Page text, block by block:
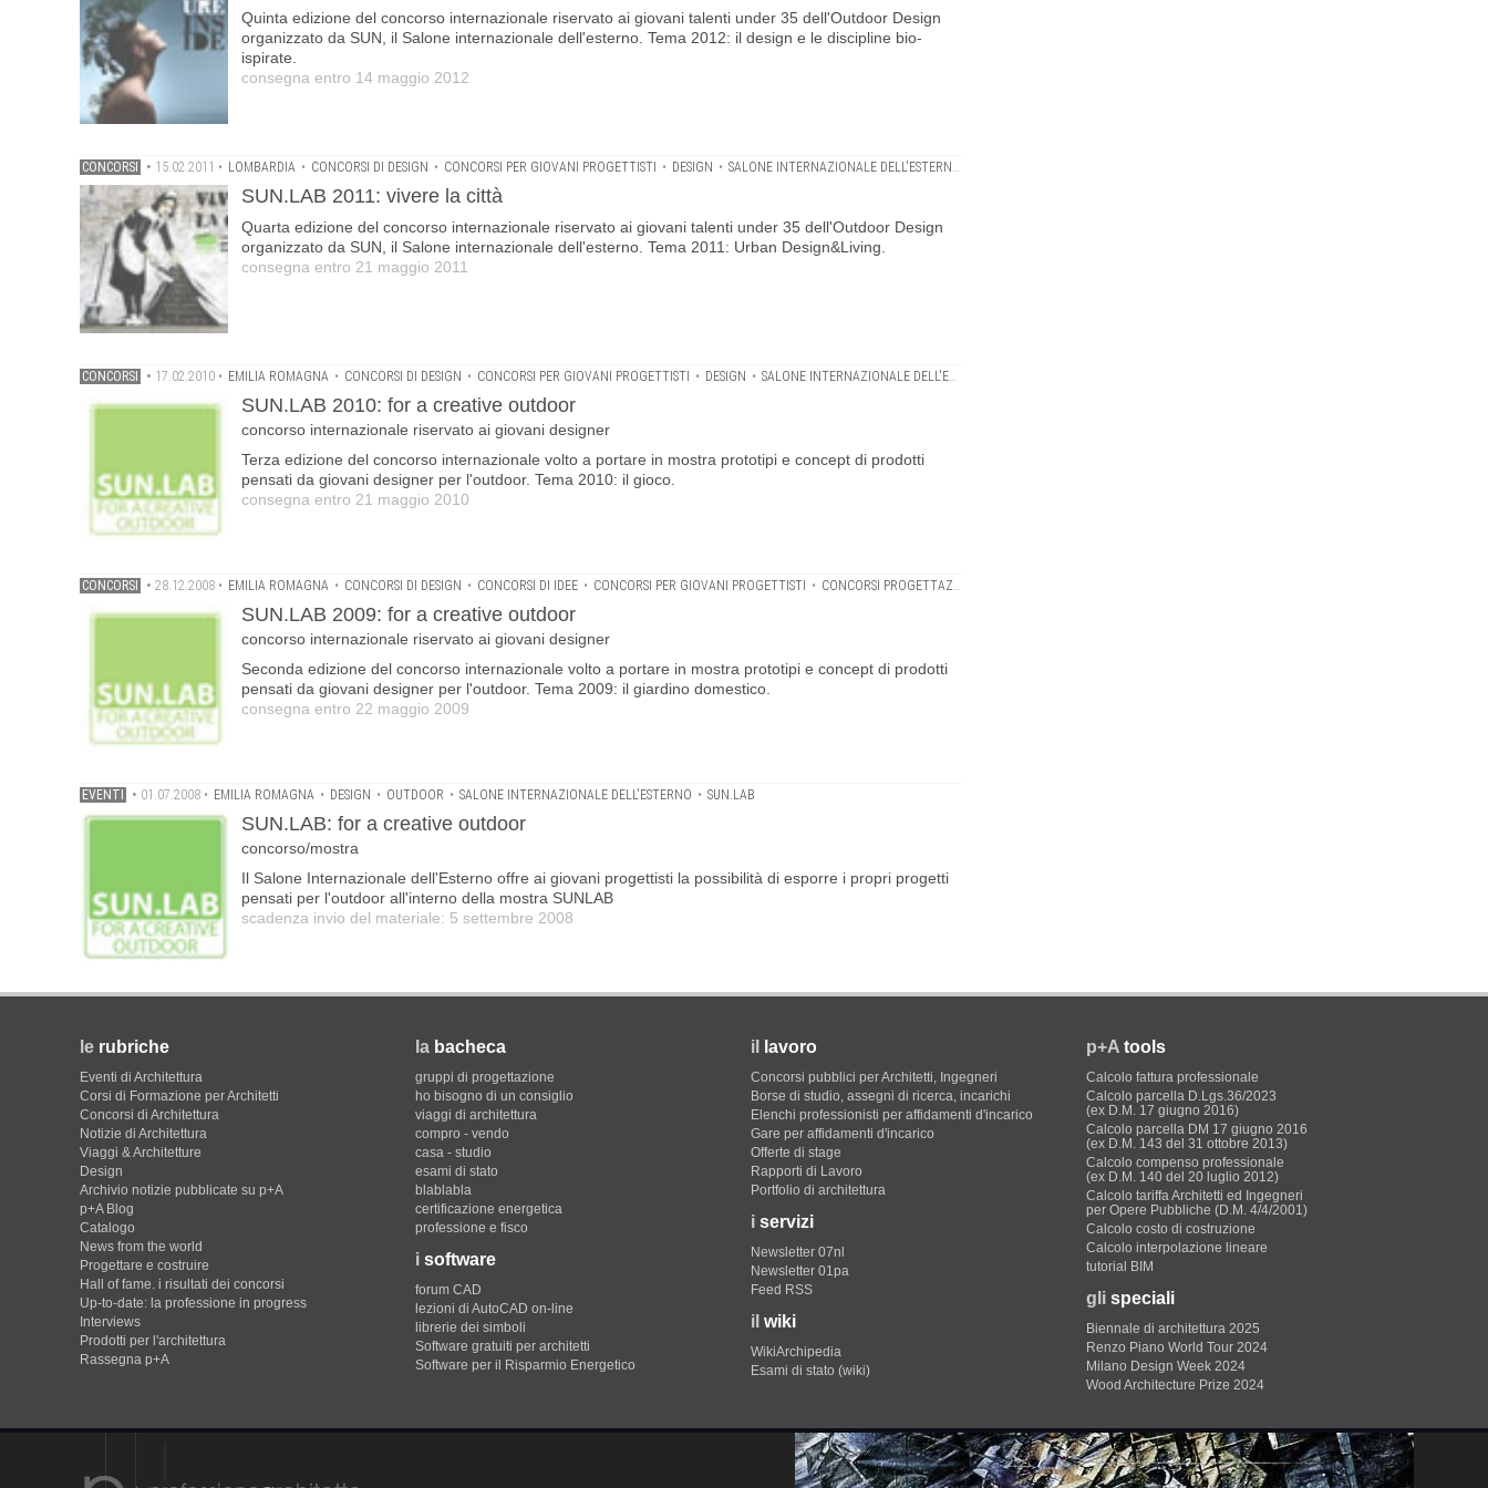
Quinta edizione del concorso internazionale riservato ai giovani talenti under 35 dell'Outdoor Design
organizzato da SUN, il Salone internazionale dell'esterno. Tema 2012: il design e le discipline bio-
ispirate.
consegna entro 14 maggio 2012
CONCORSI • 15.02.2011 • LOMBARDIA • CONCORSI DI DESIGN • CONCORSI PER GIOVANI PROGETTISTI • DESIGN • SALONE INTERNAZIONALE DELL'ESTERNO
SUN.LAB 2011: vivere la città
Quarta edizione del concorso internazionale riservato ai giovani talenti under 35 dell'Outdoor Design
organizzato da SUN, il Salone internazionale dell'esterno. Tema 2011: Urban Design&Living.
consegna entro 21 maggio 2011
CONCORSI • 17.02.2010 • EMILIA ROMAGNA • CONCORSI DI DESIGN • CONCORSI PER GIOVANI PROGETTISTI • DESIGN • SALONE INTERNAZIONALE DELL'ESTERNO
SUN.LAB 2010: for a creative outdoor
concorso internazionale riservato ai giovani designer
Terza edizione del concorso internazionale volto a portare in mostra prototipi e concept di prodotti
pensati da giovani designer per l'outdoor. Tema 2010: il gioco.
consegna entro 21 maggio 2010
CONCORSI • 28.12.2008 • EMILIA ROMAGNA • CONCORSI DI DESIGN • CONCORSI DI IDEE • CONCORSI PER GIOVANI PROGETTISTI • CONCORSI PROGETTAZIONE GIARDINI
SUN.LAB 2009: for a creative outdoor
concorso internazionale riservato ai giovani designer
Seconda edizione del concorso internazionale volto a portare in mostra prototipi e concept di prodotti
pensati da giovani designer per l'outdoor. Tema 2009: il giardino domestico.
consegna entro 22 maggio 2009
EVENTI • 01.07.2008 • EMILIA ROMAGNA • DESIGN • OUTDOOR • SALONE INTERNAZIONALE DELL'ESTERNO • SUN.LAB
SUN.LAB: for a creative outdoor
concorso/mostra
Il Salone Internazionale dell'Esterno offre ai giovani progettisti la possibilità di esporre i propri progetti
pensati per l'outdoor all'interno della mostra SUNLAB
scadenza invio del materiale: 5 settembre 2008
le rubriche
Eventi di Architettura
Corsi di Formazione per Architetti
Concorsi di Architettura
Notizie di Architettura
Viaggi & Architetture
Design
Archivio notizie pubblicate su p+A
p+A Blog
Catalogo
News from the world
Progettare e costruire
Hall of fame. i risultati dei concorsi
Up-to-date: la professione in progress
Interviews
Prodotti per l'architettura
Rassegna p+A
la bacheca
gruppi di progettazione
ho bisogno di un consiglio
viaggi di architettura
compro - vendo
casa - studio
esami di stato
blablabla
certificazione energetica
professione e fisco
i software
forum CAD
lezioni di AutoCAD on-line
librerie dei simboli
Software gratuiti per architetti
Software per il Risparmio Energetico
il lavoro
Concorsi pubblici per Architetti, Ingegneri
Borse di studio, assegni di ricerca, incarichi
Elenchi professionisti per affidamenti d'incarico
Gare per affidamenti d'incarico
Offerte di stage
Rapporti di Lavoro
Portfolio di architettura
i servizi
Newsletter 07nl
Newsletter 01pa
Feed RSS
il wiki
WikiArchipedia
Esami di stato (wiki)
p+A tools
Calcolo fattura professionale
Calcolo parcella D.Lgs.36/2023
(ex D.M. 17 giugno 2016)
Calcolo parcella DM 17 giugno 2016
(ex D.M. 143 del 31 ottobre 2013)
Calcolo compenso professionale
(ex D.M. 140 del 20 luglio 2012)
Calcolo tariffa Architetti ed Ingegneri
per Opere Pubbliche (D.M. 4/4/2001)
Calcolo costo di costruzione
Calcolo interpolazione lineare
tutorial BIM
gli speciali
Biennale di architettura 2025
Renzo Piano World Tour 2024
Milano Design Week 2024
Wood Architecture Prize 2024